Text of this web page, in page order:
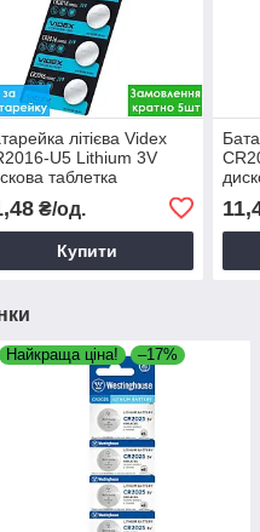
літієва Videx
U5 Lithium 3V
таблетка
₴/од.
Купити
Найкраща ціна! –17%